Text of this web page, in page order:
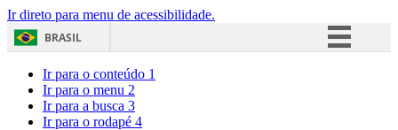
Ir direto para menu de acessibilidade.
BRASIL
Ir para o conteúdo 1
Ir para o menu 2
Ir para a busca 3
Ir para o rodapé 4